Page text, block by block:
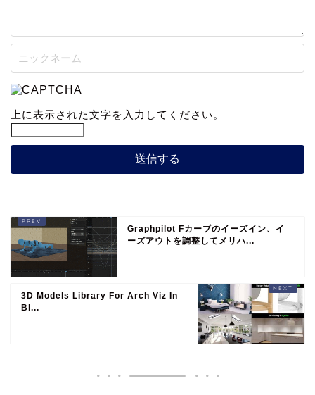
上に表示された文字を入力してください。
Graphpilot Fカーブのイーズイン、イ
ーズアウトを調整してメリハ...
3D Models Library For Arch Viz In
Bl...